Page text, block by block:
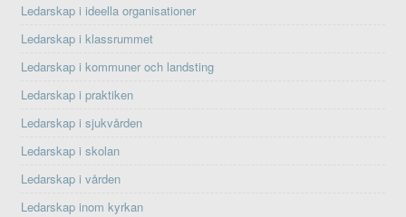
Ledarskap i ideella organisationer
Ledarskap i klassrummet
Ledarskap i kommuner och landsting
Ledarskap i praktiken
Ledarskap i sjukvården
Ledarskap i skolan
Ledarskap i vården
Ledarskap inom kyrkan